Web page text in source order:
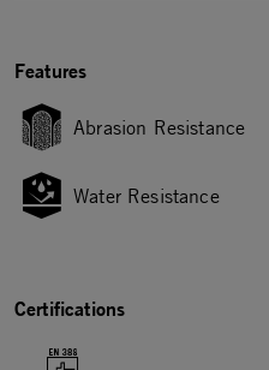
Features
Abrasion Resistance
Water Resistance
Certifications